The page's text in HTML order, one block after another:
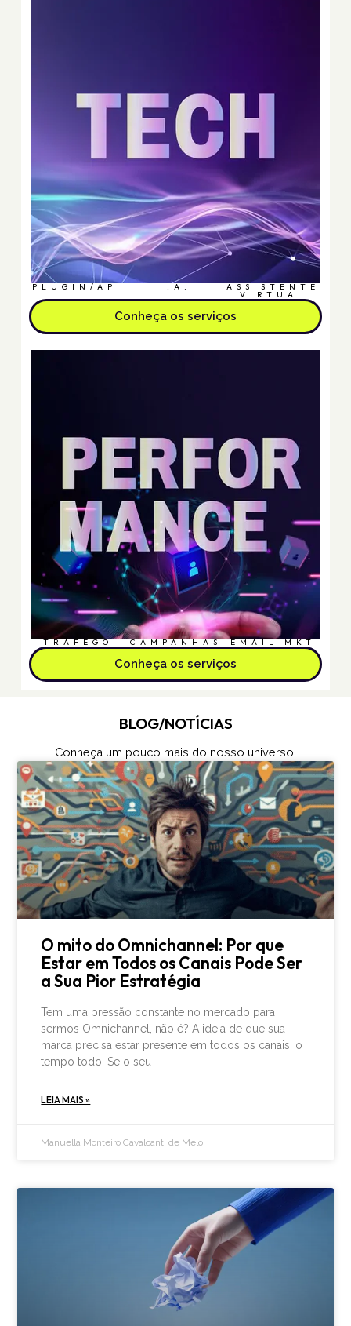
PLUGIN/API I.A. ASSISTENTE
VIRTUAL
Conheça os serviços
TRÁFEGO CAMPANHAS EMAIL MKT
Conheça os serviços
BLOG/NOTÍCIAS
Conheça um pouco mais do nosso universo.
O mito do Omnichannel: Por que
Estar em Todos os Canais Pode Ser
a Sua Pior Estratégia
Tem uma pressão constante no mercado para
sermos Omnichannel, não é? A ideia de que sua
marca precisa estar presente em todos os canais, o
tempo todo. Se o seu
LEIA MAIS »
Manuella Monteiro Cavalcanti de Melo